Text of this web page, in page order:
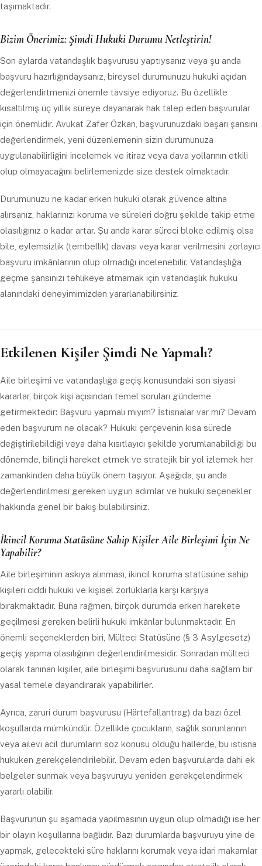
taşımaktadır.
Bizim Önerimiz: Şimdi Hukuki Durumu Netleştirin!
Son aylarda vatandaşlık başvurusu yaptıysanız veya şu anda
başvuru hazırlığındaysanız, bireysel durumunuzu hukuki açıdan
değerlendirtmenizi önemle tavsiye ediyoruz. Bu özellikle
kısaltılmış üç yıllık süreye dayanarak hak talep eden başvurular
için önemlidir. Avukat Zafer Özkan, başvurunuzdaki başarı şansını
değerlendirmek, yeni düzenlemenin sizin durumunuza
uygulanabilirliğini incelemek ve itiraz veya dava yollarının etkili
olup olmayacağını belirlemenizde size destek olmaktadır.
Durumunuzu ne kadar erken hukuki olarak güvence altına
alırsanız, haklarınızı koruma ve süreleri doğru şekilde takip etme
olasılığınız o kadar artar. Şu anda karar süreci bloke edilmiş olsa
bile, eylemsizlik (tembellik) davası veya karar verilmesini zorlayıcı
başvuru imkânlarının olup olmadığı incelenebilir. Vatandaşlığa
geçme şansınızı tehlikeye atmamak için vatandaşlık hukuku
alanındaki deneyimimizden yararlanabilirsiniz.
Etkilenen Kişiler Şimdi Ne Yapmalı?
Aile birleşimi ve vatandaşlığa geçiş konusundaki son siyasi
kararlar, birçok kişi açısından temel soruları gündeme
getirmektedir: Başvuru yapmalı mıyım? İstisnalar var mı? Devam
eden başvurum ne olacak? Hukuki çerçevenin kısa sürede
değiştirilebildiği veya daha kısıtlayıcı şekilde yorumlanabildiği bu
dönemde, bilinçli hareket etmek ve stratejik bir yol izlemek her
zamankinden daha büyük önem taşıyor. Aşağıda, şu anda
değerlendirilmesi gereken uygun adımlar ve hukuki seçenekler
hakkında genel bir bakış bulabilirsiniz.
İkincil Koruma Statüsüne Sahip Kişiler Aile Birleşimi İçin Ne
Yapabilir?
Aile birleşiminin askıya alınması, ikincil koruma statüsüne sahip
kişileri ciddi hukuki ve kişisel zorluklarla karşı karşıya
bırakmaktadır. Buna rağmen, birçok durumda erken harekete
geçilmesi gereken belirli hukuki imkânlar bulunmaktadır. En
önemli seçeneklerden biri, Mülteci Statüsüne (§ 3 Asylgesetz)
geçiş yapma olasılığının değerlendirilmesidir. Sonradan mülteci
olarak tanınan kişiler, aile birleşimi başvurusunu daha sağlam bir
yasal temele dayandırarak yapabilirler.
Ayrıca, zaruri durum başvurusu (Härtefallantrag) da bazı özel
koşullarda mümkündür. Özellikle çocukların, sağlık sorunlarının
veya ailevi acil durumların söz konusu olduğu hallerde, bu istisna
hukuken gerekçelendirilebilir. Devam eden başvurularda dahi ek
belgeler sunmak veya başvuruyu yeniden gerekçelendirmek
yararlı olabilir.
Başvurunun şu aşamada yapılmasının uygun olup olmadığı ise her
bir olayın koşullarına bağlıdır. Bazı durumlarda başvuruyu yine de
yapmak, gelecekteki süre haklarını korumak veya idari makamlar